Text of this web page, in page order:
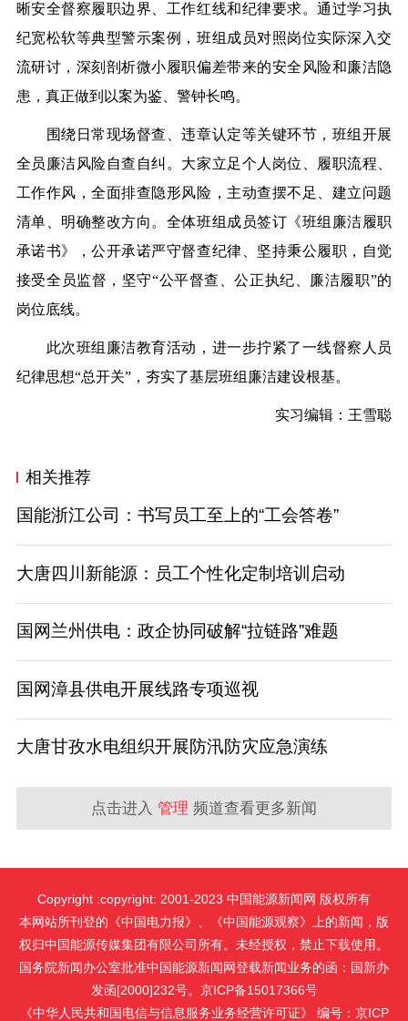
晰安全督察履职边界、工作红线和纪律要求。通过学习执
纪宽松软等典型警示案例，班组成员对照岗位实际深入交
流研讨，深刻剖析微小履职偏差带来的安全风险和廉洁隐
患，真正做到以案为鉴、警钟长鸣。
围绕日常现场督查、违章认定等关键环节，班组开展
全员廉洁风险自查自纠。大家立足个人岗位、履职流程、
工作作风，全面排查隐形风险，主动查摆不足、建立问题
清单、明确整改方向。全体班组成员签订《班组廉洁履职
承诺书》，公开承诺严守督查纪律、坚持秉公履职，自觉
接受全员监督，坚守“公平督查、公正执纪、廉洁履职”的
岗位底线。
此次班组廉洁教育活动，进一步拧紧了一线督察人员
纪律思想“总开关”，夯实了基层班组廉洁建设根基。
实习编辑：王雪聪
相关推荐
国能浙江公司：书写员工至上的“工会答卷”
大唐四川新能源：员工个性化定制培训启动
国网兰州供电：政企协同破解“拉链路”难题
国网漳县供电开展线路专项巡视
大唐甘孜水电组织开展防汛防灾应急演练
点击进入 管理 频道查看更多新闻
Copyright :copyright: 2001-2023 中国能源新闻网 版权所有
本网站所刊登的《中国电力报》、《中国能源观察》上的新闻，版
权归中国能源传媒集团有限公司所有。未经授权，禁止下载使用。
国务院新闻办公室批准中国能源新闻网登载新闻业务的函：国新办
发函[2000]232号。京ICP备15017366号
《中华人民共和国电信与信息服务业务经营许可证》 编号：京ICP